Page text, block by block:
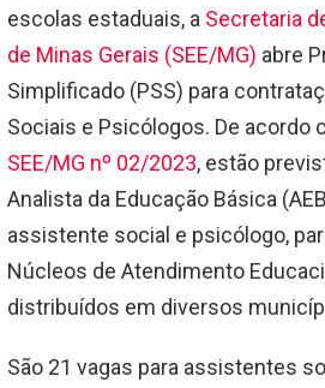
escolas estaduais, a Secretaria
de Minas Gerais (SEE/MG) abre
Simplificado (PSS) para
Sociais e Psicólogos. De acordo
SEE/MG nº 02/2023, estão
Analista da Educação Básica
assistente social e psicólogo,
Núcleos de Atendimento
distribuídos em diversos
São 21 vagas para assistentes